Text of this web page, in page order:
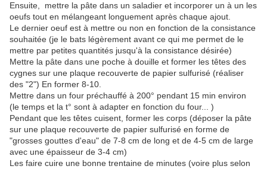
Ensuite, mettre la pâte dans un saladier et incorporer un à un les
oeufs tout en mélangeant longuement après chaque ajout.
Le dernier oeuf est à mettre ou non en fonction de la consistance
souhaitée (je le bats légèrement avant ce qui me permet de le
mettre par petites quantités jusqu'à la consistance désirée)
Mettre la pâte dans une poche à douille et former les têtes des
cygnes sur une plaque recouverte de papier sulfurisé (réaliser
des "2") En former 8-10.
Mettre dans un four préchauffé à 200° pendant 15 min environ
(le temps et la t° sont à adapter en fonction du four... )
Pendant que les têtes cuisent, former les corps (déposer la pâte
sur une plaque recouverte de papier sulfurisé en forme de
"grosses gouttes d'eau" de 7-8 cm de long et de 4-5 cm de large
avec une épaisseur de 3-4 cm)
Les faire cuire une bonne trentaine de minutes (voire plus selon